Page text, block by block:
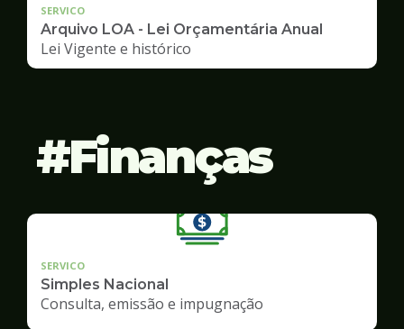
SERVICO
Arquivo LOA - Lei Orçamentária Anual
Lei Vigente e histórico
Finanças
SERVICO
Simples Nacional
Consulta, emissão e impugnação